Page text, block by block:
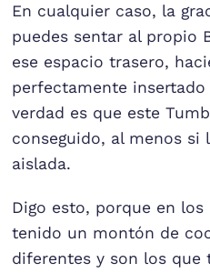
En cualquier caso, la
puedes sentar al propio
ese espacio trasero,
perfectamente
verdad es que este
conseguido, al menos
aislada.
Digo esto, porque en
tenido un montón de
diferentes y son los que